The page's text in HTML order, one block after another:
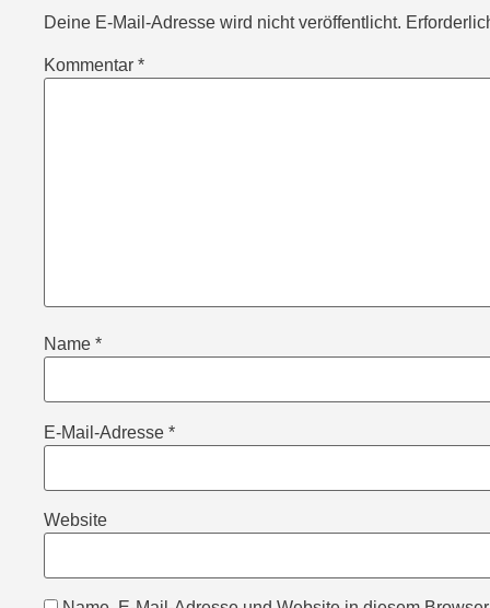
Deine E-Mail-Adresse wird nicht veröffentlicht.
Kommentar *
Name *
E-Mail-Adresse *
Website